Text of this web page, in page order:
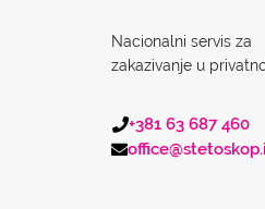
Nacionalni servis za
zakazivanje u
+381 63 687 460